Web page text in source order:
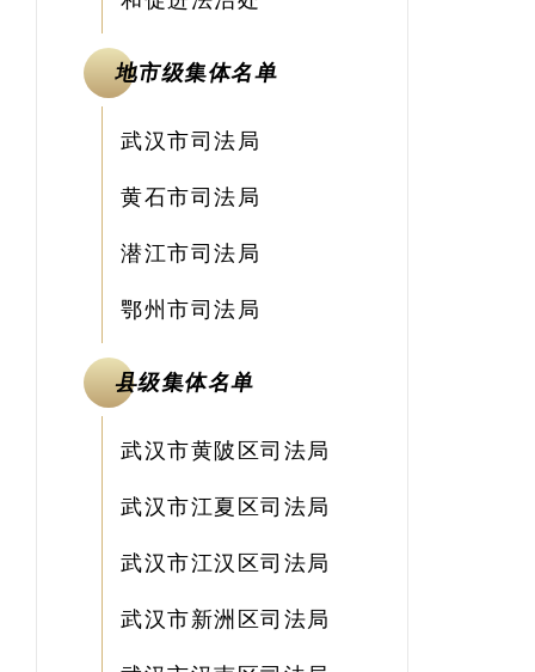
地市级集体名单
武汉市司法局
黄石市司法局
潜江市司法局
鄂州市司法局
县级集体名单
武汉市黄陂区司法局
武汉市江夏区司法局
武汉市江汉区司法局
武汉市新洲区司法局